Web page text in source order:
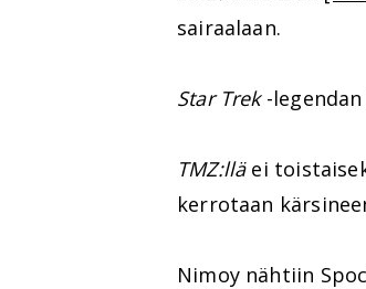
sairaalaan.
Star Trek-
TMZ:lläei
kerrotaan
Nimoy nähtiin